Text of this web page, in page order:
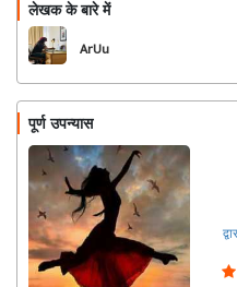
लेखक के बारे में
ArUu
पूर्ण उपन्यास